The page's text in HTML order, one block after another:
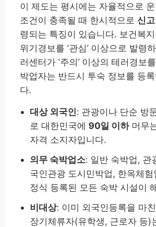
이 제도는 평시에는 자율적으로
조건이 충족될 때 한시적으로 신
령되는 특징이 있습니다. 보건복
위기경보를 ‘관심’ 이상으로 발령
러센터가 ‘주의’ 이상의 테러경보
박업자는 반드시 투숙 정보를 등
다.
대상 외국인: 관광이나 단순 방
로 대한민국에 90일 이하머무
자격 소지자입니다.
의무 숙박업소: 일반 숙박업, 관
국인관광 도시민박업, 한옥체험
정식 등록된 모든 숙박 시설이
비대상: 이미 외국인등록을 마
장기체류자(유학생, 근로자 등)